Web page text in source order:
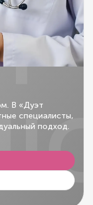
В «Дуэт
специалисты,
подход.